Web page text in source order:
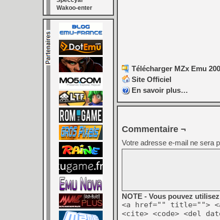
Wakoo-enter
Télécharger MZx Emu
Site Officiel
En savoir plus…
Commentaire ¬
Votre adresse e-mail ne sera
NOTE - Vous pouvez
<a href="" title="">
<cite> <code> <del